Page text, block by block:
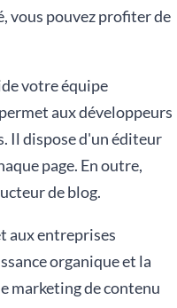
vous pouvez profiter de
votre équipe
aux développeurs
Il dispose d'un éditeur
page. En outre,
de blog.
aux entreprises
organique et la
marketing de contenu